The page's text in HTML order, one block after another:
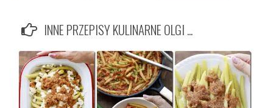
INNE PRZEPISY KULINARNE OLGI ...